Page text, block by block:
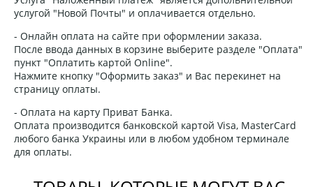
услугой "Новой Почты" и оплачивается отдельно.
- Онлайн оплата на сайте при оформлении заказа.
После ввода данных в корзине выберите разделе "Оплата"
пункт "Оплатить картой Online".
Нажмите кнопку "Оформить заказ" и Вас перекинет на
страницу оплаты.
- Оплата на карту Приват Банка.
Оплата производится банковской картой Visa, MasterCard
любого банка Украины или в любом удобном терминале
для оплаты.